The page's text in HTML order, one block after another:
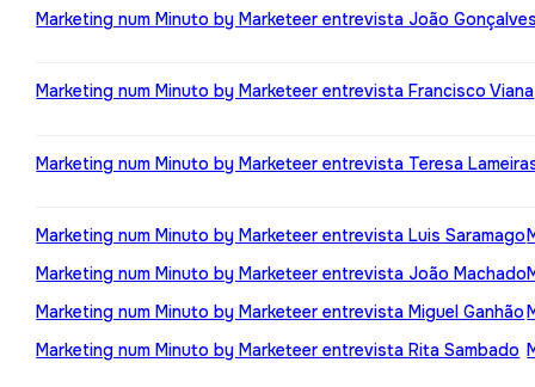
Marketing num Minuto by Marketeer entrevista João
Marketing num Minuto by Marketeer entrevista Francisco Viana
Marketing num Minuto by Marketeer entrevista Teresa
Marketing num Minuto by Marketeer entrevista Luis Saramago
Marketing num Minuto by Marketeer entrevista João Machado
Marketing num Minuto by Marketeer entrevista Miguel Ganhão
Marketing num Minuto by Marketeer entrevista Rita Sambado